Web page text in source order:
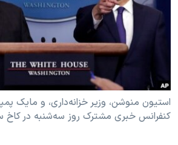
فرهنگ و زندگی
حقوق شهروندی
علم و فناوری
اسرائیل در جنگ
گالری عکس
مستندها
انتخابات ریاست جمهوری آمریکا ۲۰۲۴
حمله جمهوری اسلامی به اسرائیل
رمز مهسا
ورزش زنان در ایران
اعتراضات زن، زندگی، آزادی
دنبال کنید
زبانهای مختلف
استیون منوشن، وزیر خزانه‌داری، و مایک
کنفرانس خبری مشترک روز سه‌شنبه در کاخ